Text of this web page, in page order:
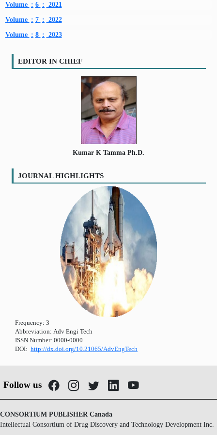
SEARCH ARTICLES
Volume : 6 : 2021
Volume : 7 : 2022
Volume : 8 : 2023
EDITOR IN CHIEF
Kumar K Tamma Ph.D.
JOURNAL HIGHLIGHTS
Frequency: 3
Abbreviation: Adv Engi Tech
ISSN Number: 0000-0000
DOI: http://dx.doi.org/10.21065/AdvEngTech
Follow us
CONSORTIUM PUBLISHER Canada
Intellectual Consortium of Drug Discovery and Technology Development Inc.